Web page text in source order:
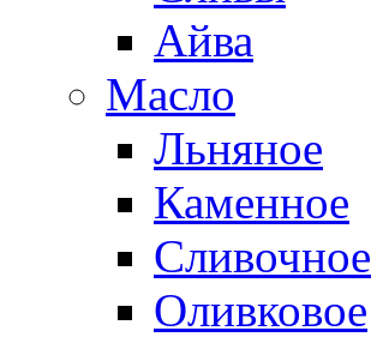
Айва
Масло
Льняное
Каменное
Сливочное
Оливковое